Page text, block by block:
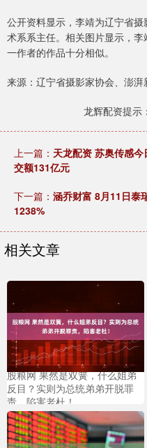
公开资料显示，李靖为辽宁省
术系系主任。相关图片显示，
一作者的作品十分相似。
来源：辽宁省摄影家协会、澎湃
龙辉配资提示
上一篇： 天龙配资 苏奥传感
交额131亿元
下一篇： 涵乔财富 8月11日泰
1238%
相关文章
股粮网 果然是双簧，什么姐弟
反目？实则为总统弟弟开脱罪
责，陷害老杜！